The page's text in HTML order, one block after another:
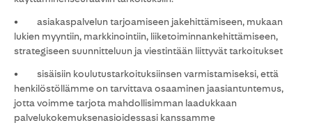
• asiakaspalvelun tarjoamiseen jakehittämiseen, mukaan
lukien myyntiin, markkinointiin, liiketoiminnankehittämiseen,
strategiseen suunnitteluun ja viestintään liittyvät tarkoitukset
• sisäisiin koulutustarkoituksiinsen varmistamiseksi, että
henkilöstöllämme on tarvittava osaaminen jaasiantuntemus,
jotta voimme tarjota mahdollisimman laadukkaan
palvelukokemuksenasioidessasi kanssamme